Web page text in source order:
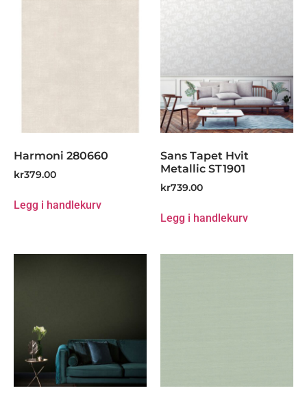
Harmoni 280660
kr379.00
Legg i handlekurv
Sans Tapet Hvit
Metallic ST1901
kr739.00
Legg i handlekurv